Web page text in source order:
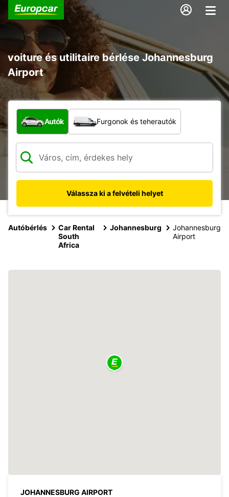
voiture és utilitaire bérlése Johannesburg
Airport
Milyen típusú jármű?
Autók Furgonok és teherautók
Válassza ki a felvételi helyet
Autóbérlés
Car Rental
South
Africa
Johannesburg
Johannesburg
Airport
JOHANNESBURG AIRPORT